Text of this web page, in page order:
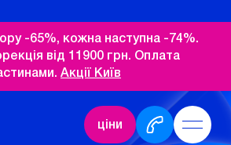
-65%, кожна наступна -74%.
від 11900 грн. Оплата
Акції Київ
ціни